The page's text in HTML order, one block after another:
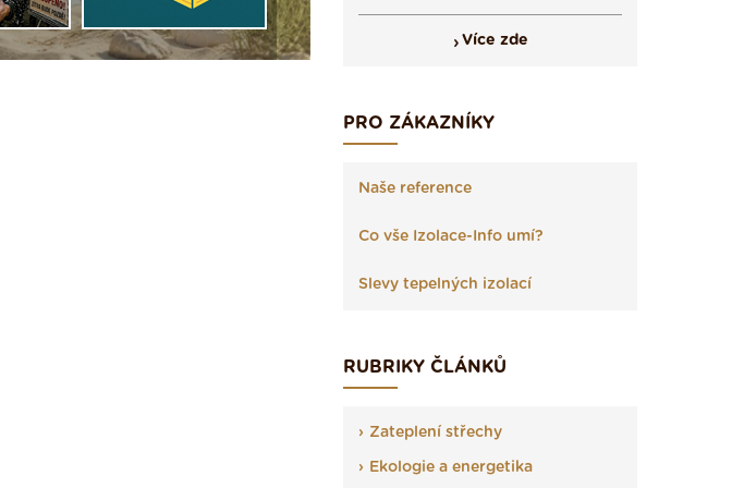
Více zde
PRO ZÁKAZNÍKY
Naše reference
Co vše Izolace-Info umí?
Slevy tepelných izolací
RUBRIKY ČLÁNKŮ
Zateplení střechy
Ekologie a energetika